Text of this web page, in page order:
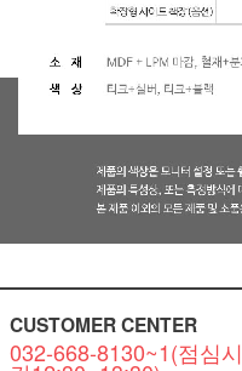
CUSTOMER CENTER
032-668-8130~1(점심시